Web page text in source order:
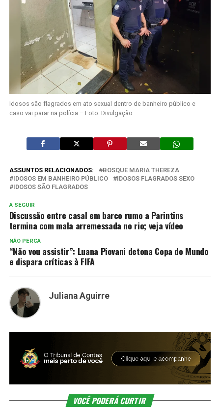
Idosos são flagrados em ato sexual dentro de banheiro público e
caso vai parar na polícia – Foto: Divulgação
ASSUNTOS RELACIONADOS:
BOSQUE MARIA THEREZA
IDOSOS EM BANHEIRO PÚBLICO
IDOSOS FLAGRADOS SEXO
IDOSOS SÃO FLAGRADOS
A SEGUIR
Discussão entre casal em barco rumo a Parintins
termina com mala arremessada no rio; veja vídeo
NÃO PERCA
“Não vou assistir”: Luana Piovani detona Copa do Mundo
e dispara críticas à FIFA
Juliana Aguirre
VOCÊ PODERÁ CURTIR